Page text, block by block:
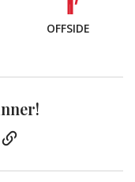
OFFSIDE